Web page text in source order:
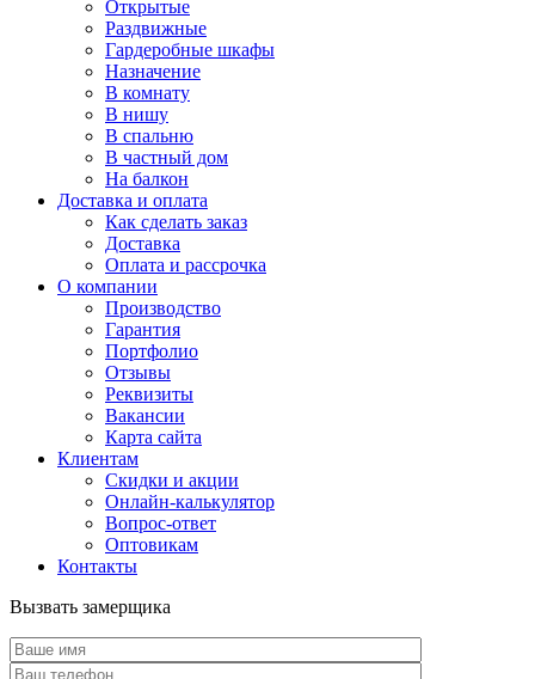
Открытые
Раздвижные
Гардеробные шкафы
Назначение
В комнату
В нишу
В спальню
В частный дом
На балкон
Доставка и оплата
Как сделать заказ
Доставка
Оплата и рассрочка
О компании
Производство
Гарантия
Портфолио
Отзывы
Реквизиты
Вакансии
Карта сайта
Клиентам
Скидки и акции
Онлайн-калькулятор
Вопрос-ответ
Оптовикам
Контакты
Вызвать замерщика